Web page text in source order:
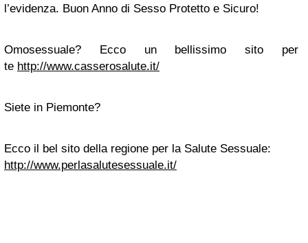
l’evidenza. Buon Anno di Sesso Protetto e Sicuro!
Omosessuale? Ecco un bellissimo sito per
te http://www.casserosalute.it/
Siete in Piemonte?
Ecco il bel sito della regione per la Salute Sessuale:
http://www.perlasalutesessuale.it/